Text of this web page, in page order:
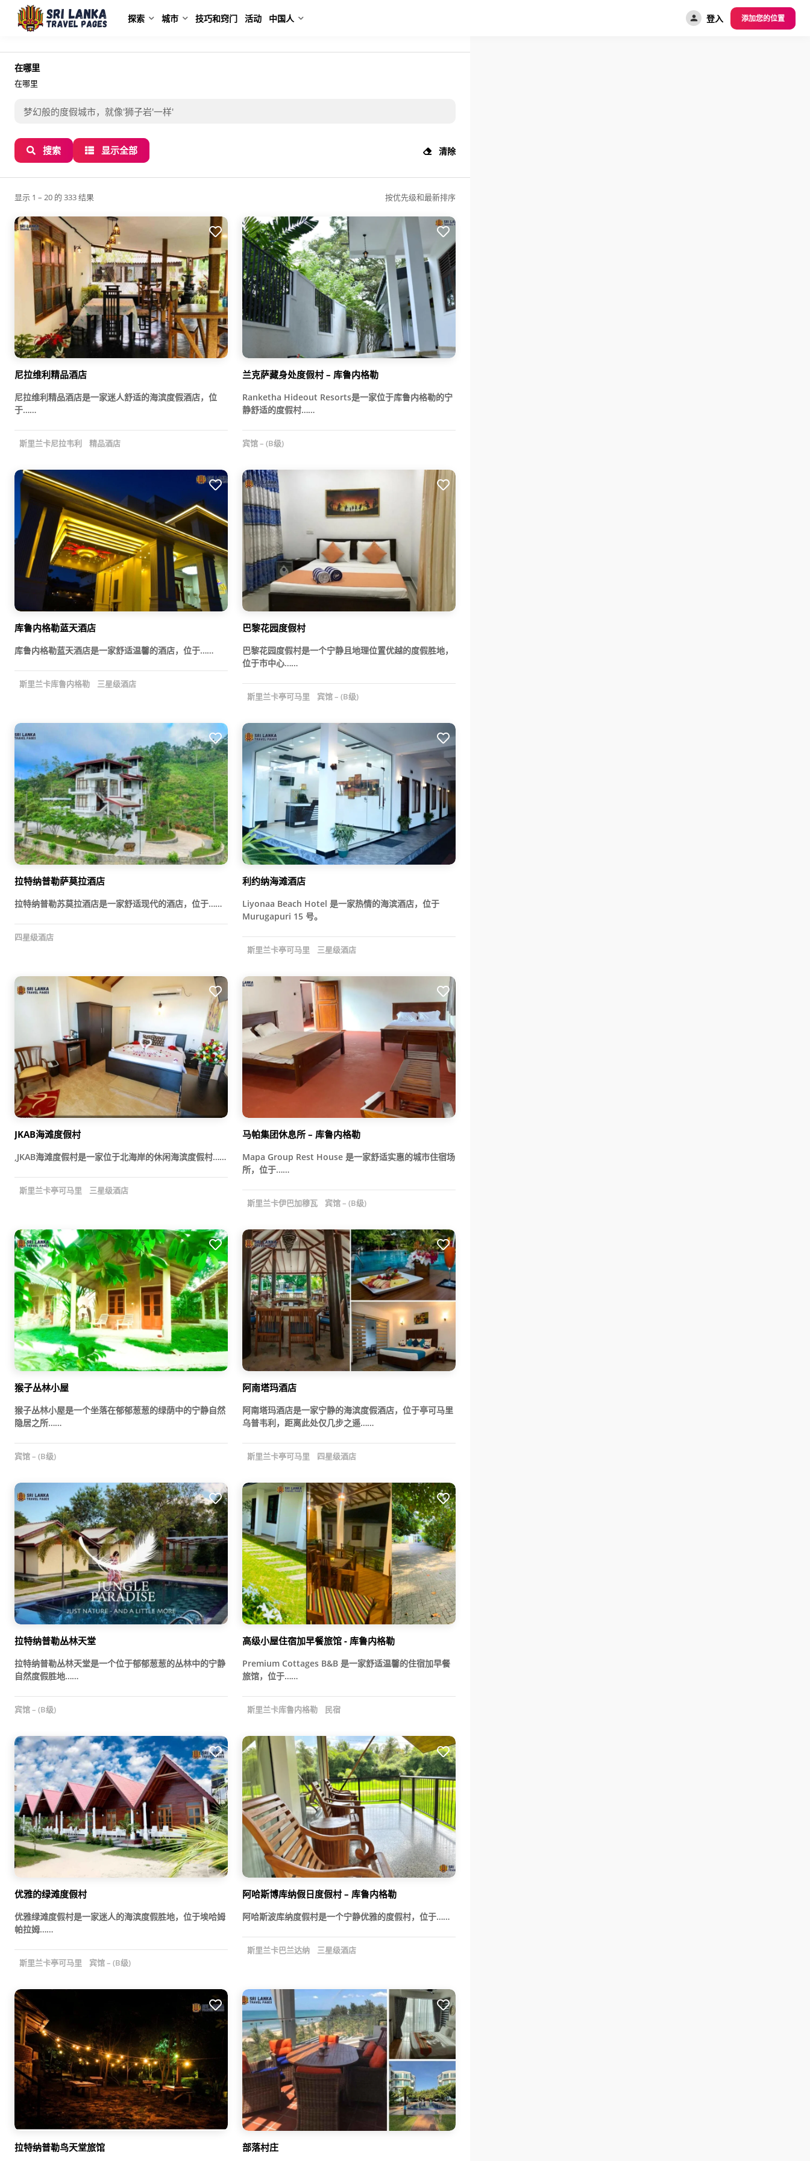
探索 城市 技巧和窍门 活动 中国人 登入 添加您的位置
住宿地点
在哪里
在哪里
搜索 显示全部 清除
显示 1 – 20 的 333 结果 按优先级和最新排序
尼拉维利精品酒店
尼拉维利精品酒店是一家迷人舒适的海滨度假酒店，位
于……
斯里兰卡尼拉韦利 精品酒店
兰克萨藏身处度假村 – 库鲁内格勒
Ranketha Hideout Resorts是一家位于库鲁内格勒的宁
静舒适的度假村……
宾馆 – (B级)
库鲁内格勒蓝天酒店
库鲁内格勒蓝天酒店是一家舒适温馨的酒店，位于……
斯里兰卡库鲁内格勒 三星级酒店
巴黎花园度假村
巴黎花园度假村是一个宁静且地理位置优越的度假胜地，
位于市中心……
斯里兰卡亭可马里 宾馆 – (B级)
拉特纳普勒萨莫拉酒店
拉特纳普勒苏莫拉酒店是一家舒适现代的酒店，位于……
四星级酒店
利约纳海滩酒店
Liyonaa Beach Hotel 是一家热情的海滨酒店，位于
Murugapuri 15 号。
斯里兰卡亭可马里 三星级酒店
JKAB海滩度假村
,JKAB海滩度假村是一家位于北海岸的休闲海滨度假村……
斯里兰卡亭可马里 三星级酒店
马帕集团休息所 – 库鲁内格勒
Mapa Group Rest House 是一家舒适实惠的城市住宿场
所，位于……
斯里兰卡伊巴加穆瓦 宾馆 – (B级)
猴子丛林小屋
猴子丛林小屋是一个坐落在郁郁葱葱的绿荫中的宁静自然
隐居之所……
宾馆 – (B级)
阿南塔玛酒店
阿南塔玛酒店是一家宁静的海滨度假酒店，位于亭可马里
乌普韦利，距离此处仅几步之遥……
斯里兰卡亭可马里 四星级酒店
拉特纳普勒丛林天堂
拉特纳普勒丛林天堂是一个位于郁郁葱葱的丛林中的宁静
自然度假胜地……
宾馆 – (B级)
高级小屋住宿加早餐旅馆 - 库鲁内格勒
Premium Cottages B&B 是一家舒适温馨的住宿加早餐
旅馆，位于……
斯里兰卡库鲁内格勒 民宿
优雅的绿滩度假村
优雅绿滩度假村是一家迷人的海滨度假胜地，位于埃哈姆
帕拉姆……
斯里兰卡亭可马里 宾馆 – (B级)
阿哈斯博库纳假日度假村 – 库鲁内格勒
阿哈斯波库纳度假村是一个宁静优雅的度假村，位于……
斯里兰卡巴兰达纳 三星级酒店
拉特纳普勒鸟天堂旅馆 部落村庄